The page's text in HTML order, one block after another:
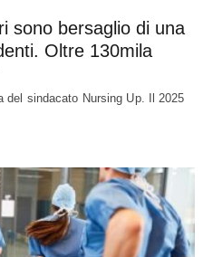
sono bersaglio di una
Oltre 130mila
del sindacato Nursing Up. Il 2025